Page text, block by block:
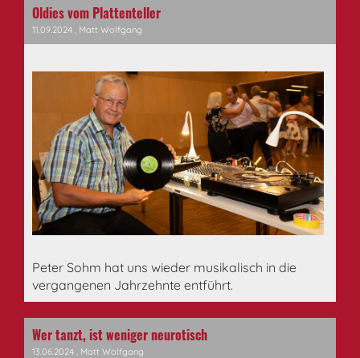
Oldies vom Plattenteller
11.09.2024 , Matt Wolfgang
Peter Sohm hat uns wieder musikalisch in die
vergangenen Jahrzehnte entführt.
Wer tanzt, ist weniger neurotisch
13.06.2024 , Matt Wolfgang